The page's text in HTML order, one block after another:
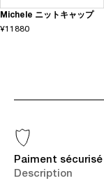
Michele ニットキャップ
¥11880
Paiment sécurisé
Description